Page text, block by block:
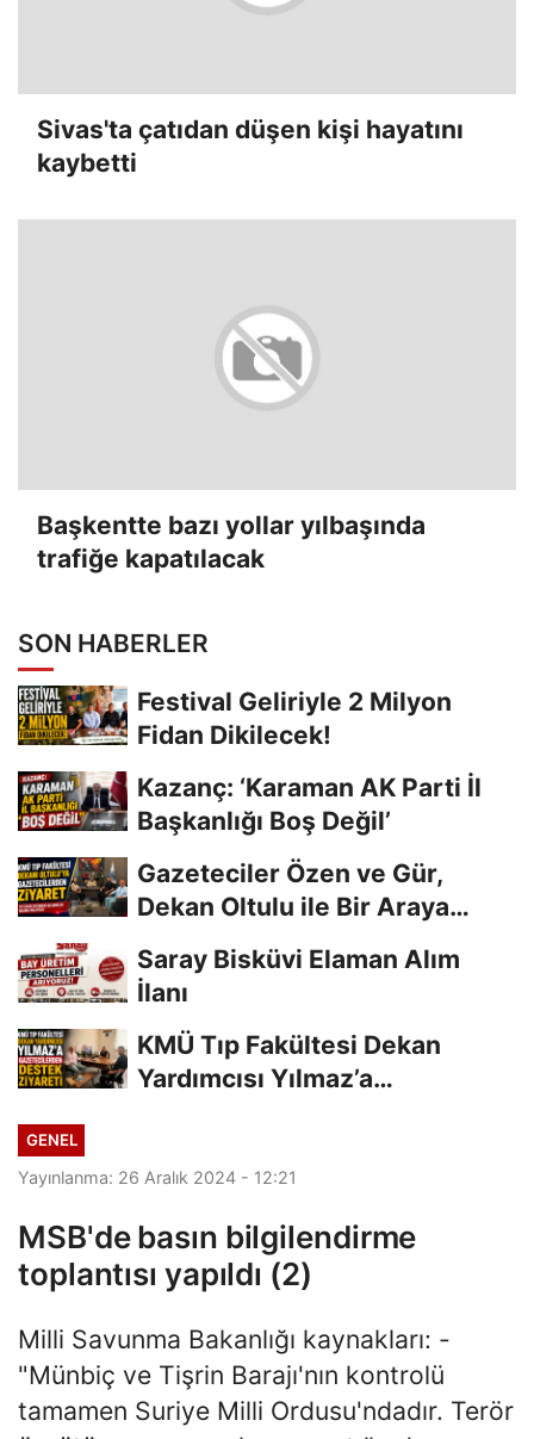
Sivas'ta çatıdan düşen kişi hayatını
kaybetti
Başkentte bazı yollar yılbaşında
trafiğe kapatılacak
SON HABERLER
Festival Geliriyle 2 Milyon
Fidan Dikilecek!
Kazanç: ‘Karaman AK Parti İl
Başkanlığı Boş Değil’
Gazeteciler Özen ve Gür,
Dekan Oltulu ile Bir Araya
Saray Bisküvi Elaman Alım
İlanı
KMÜ Tıp Fakültesi Dekan
Yardımcısı Yılmaz’a
GENEL
Yayınlanma: 26 Aralık 2024 - 12:21
MSB'de basın bilgilendirme
toplantısı yapıldı (2)
Milli Savunma Bakanlığı kaynakları: -
"Münbiç ve Tişrin Barajı'nın kontrolü
tamamen Suriye Milli Ordusu'ndadır. Terör